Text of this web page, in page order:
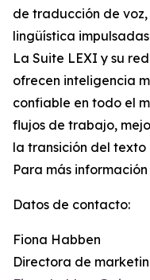
de traducción de
lingüística
La Suite LEXI y su
ofrecen inteligencia
confiable en todo el
flujos de trabajo,
la transición del
Para más
Datos de contacto:
Fiona Habben
Directora de